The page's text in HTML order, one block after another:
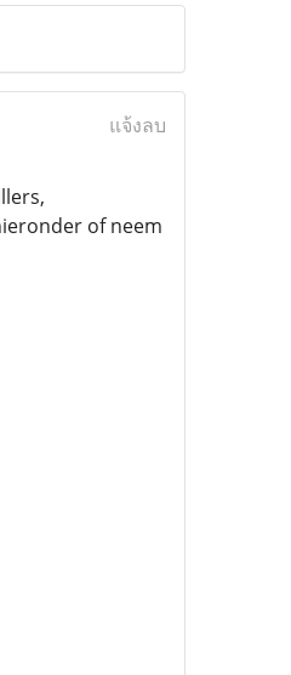
แจ้งลบ
of neem